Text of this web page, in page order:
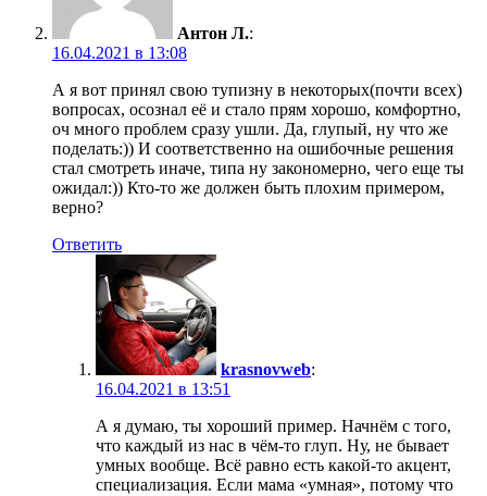
Антон Л.:
16.04.2021 в 13:08
А я вот принял свою тупизну в некоторых(почти всех)
вопросах, осознал её и стало прям хорошо, комфортно,
оч много проблем сразу ушли. Да, глупый, ну что же
поделать:)) И соответственно на ошибочные решения
стал смотреть иначе, типа ну закономерно, чего еще ты
ожидал:)) Кто-то же должен быть плохим примером,
верно?
Ответить
krasnovweb:
16.04.2021 в 13:51
А я думаю, ты хороший пример. Начнём с того,
что каждый из нас в чём-то глуп. Ну, не бывает
умных вообще. Всё равно есть какой-то акцент,
специализация. Если мама «умная», потому что